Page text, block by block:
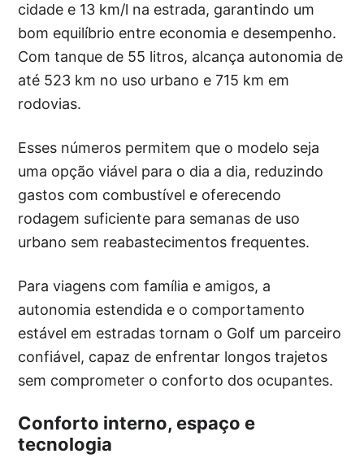
cidade e 13 km/l na estrada, garantindo um
bom equilíbrio entre economia e desempenho.
Com tanque de 55 litros, alcança autonomia de
até 523 km no uso urbano e 715 km em
rodovias.
Esses números permitem que o modelo seja
uma opção viável para o dia a dia, reduzindo
gastos com combustível e oferecendo
rodagem suficiente para semanas de uso
urbano sem reabastecimentos frequentes.
Para viagens com família e amigos, a
autonomia estendida e o comportamento
estável em estradas tornam o Golf um parceiro
confiável, capaz de enfrentar longos trajetos
sem comprometer o conforto dos ocupantes.
Conforto interno, espaço e
tecnologia